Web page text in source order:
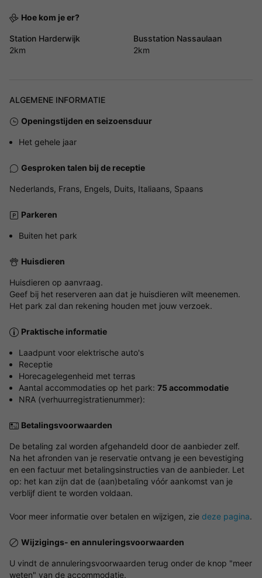
Hoe kom je er?
Station Harderwijk
2km
Busstation Nassaulaan
2km
ALGEMENE INFORMATIE
Openingstijden en seizoensduur
Het gehele jaar
Gesproken talen bij de receptie
Nederlands, Frans, Engels, Duits, Italiaans, Spaans
Parkeren
Buiten het park
Huisdieren
Huisdieren op aanvraag.
Geef bij het reserveren aan dat je huisdieren wilt meenemen.
Het park zal dan rekening houden met jouw verzoek.
Praktische informatie
Laadpunt voor elektrische auto's
Receptie
Horecagelegenheid met terras
Aantal accommodaties op het park: 75 accommodatie
NRA (verhuurregistratienummer):
Betalingsvoorwaarden
De betaling zal worden afgehandeld door de aanbieder zelf.
Na het afronden van je reservatie ontvang je een bevestiging
en een factuur met betalingsinstructies van de aanbieder. Let
op: het kan zijn dat de (aan)betaling vóór aankomst van je
verblijf dient te worden voldaan.
Voor meer informatie over betalen en wijzigen, zie deze pagina.
Wijzigings- en annuleringsvoorwaarden
U vindt de annuleringsvoorwaarden terug onder de knop "meer
weten" van de accommodatie.